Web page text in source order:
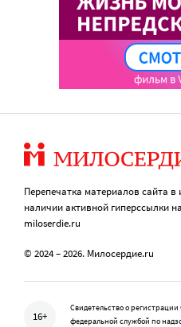
Перепечатка материалов сайта
наличии активной гиперссылки
miloserdie.ru
© 2024 – 2026. Милосердие.ru
16+
Свидетельство о
федеральной службой по